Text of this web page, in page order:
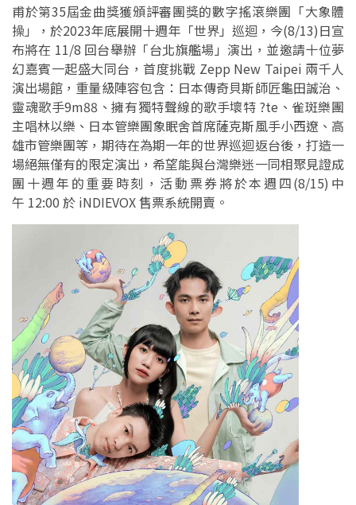
甫於第35屆金曲獎獲頒評審團獎的數字搖滾樂團「大象體
操」，於2023年底展開十週年「世界」巡迴，今(8/13)日宣
布將在 11/8 回台舉辦「台北旗艦場」演出，並邀請十位夢
幻嘉賓一起盛大同台，首度挑戰 Zepp New Taipei 兩千人
演出場館，重量級陣容包含：日本傳奇貝斯師匠龜田誠治、
靈魂歌手9m88、擁有獨特聲線的歌手壞特 ?te、雀斑樂團
主唱林以樂、日本管樂團象眠舍首席薩克斯風手小西遼、高
雄市管樂團等，期待在為期一年的世界巡迴返台後，打造一
場絕無僅有的限定演出，希望能與台灣樂迷一同相聚見證成
團十週年的重要時刻，活動票券將於本週四(8/15)中
午 12:00 於 iNDIEVOX 售票系統開賣。